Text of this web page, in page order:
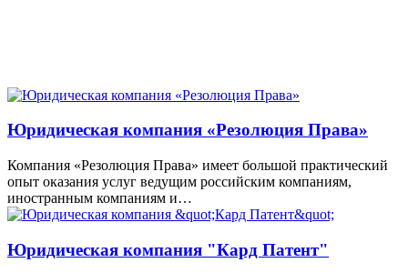
Юридическая компания «Резолюция Права»
Компания «Резолюция Права» имеет большой практический
опыт оказания услуг ведущим российским компаниям,
иностранным компаниям и…
Юридическая компания "Кард Патент"